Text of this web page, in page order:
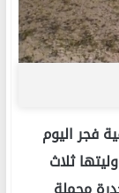
فجر اليوم
ثلاث